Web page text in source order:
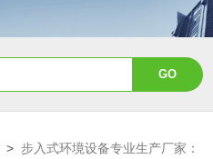
>步入式环境设备专业生产厂家：